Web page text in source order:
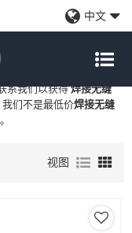
中文
商和供应商，我们提供
系我们以获得焊接无缝
们不是最低价焊接无缝
视图